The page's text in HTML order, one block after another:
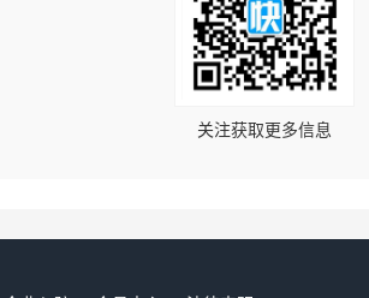
关注获取更多信息